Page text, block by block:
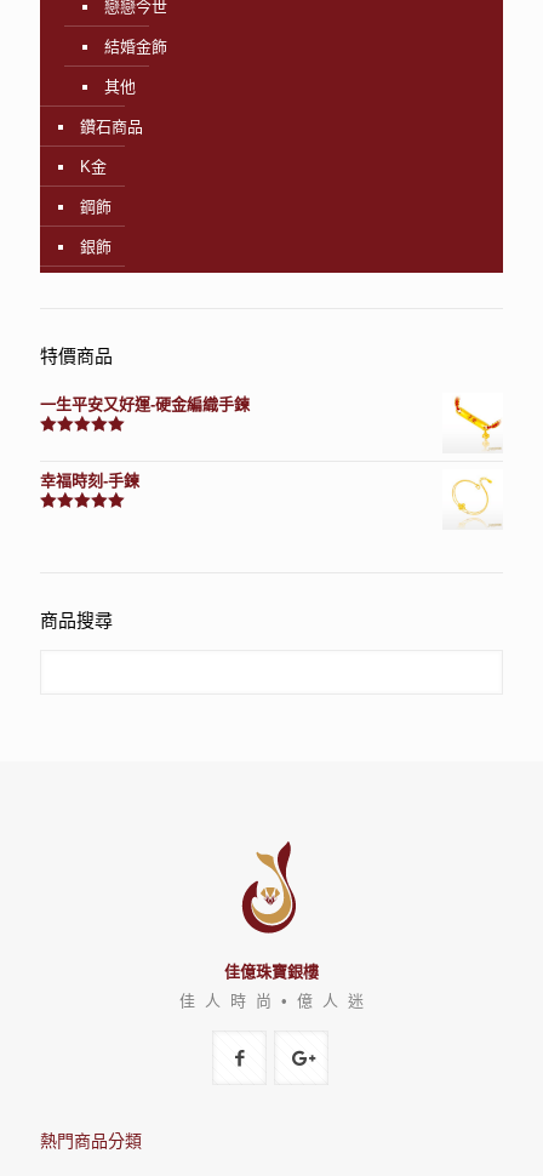
戀戀今世
結婚金飾
其他
鑽石商品
K金
鋼飾
銀飾
特價商品
一生平安又好運-硬金編織手鍊
幸福時刻-手鍊
商品搜尋
佳億珠寶銀樓
佳 人 時 尚 • 億 人 迷
熱門商品分類